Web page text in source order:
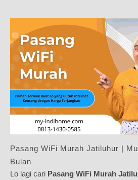
Pasang WiFi Murah Jatiluhur |
Bulan
Lo lagi cari Pasang WiFi Murah